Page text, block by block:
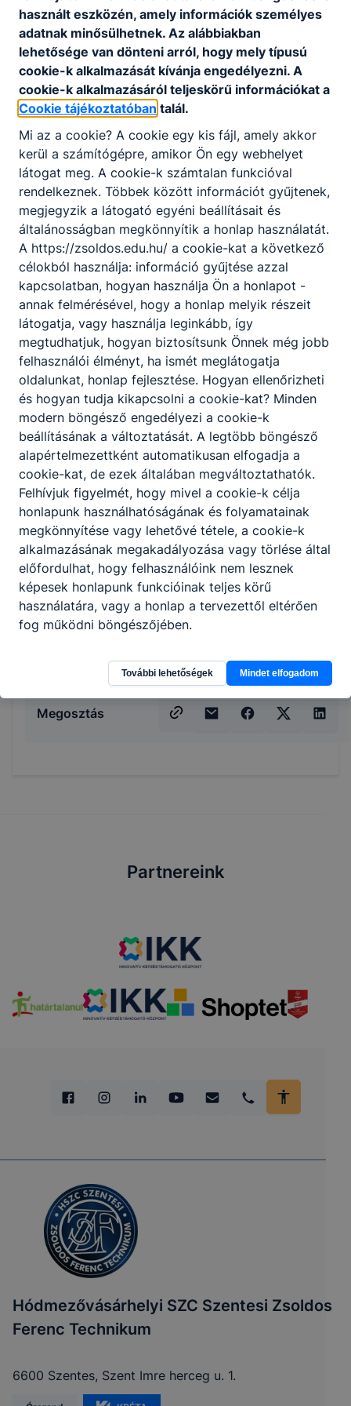
Ajánlott minden ﬁatal számára, aki kreatív
gondolkodású, jó a kézügyessége és szeret
változatos munkakörnyezetben dolgozni.
KOMPETENCIAELVÁRÁS
Ügyes mozgás, állóképesség, jó ﬁzikum, jó
szemmérték és térlátás, kézügyesség,
csapatmunka.
A SZAKKÉPZETTSÉGGEL RENDELKEZŐ
festi a falfelületet, tapétáz;
fal-, fa-, fémfelületet mázol;
különböző díszítőmunkákat készít;
felújítási munkákat végez kül- és beltérben
egyaránt.
ISKOLASPECIFIKUS INFORMÁCIÓK A KÉPZÉSHEZ
ELŐJELENTKEZÉSesetén felvesszük veled a
kapcsolatot a megadott elérhetőségeiden.
ÉRDEKLŐDNIa lenti elérhetőségek valamelyikén
vagy személyesen lehetséges az iskolában
hétfőtől csütörtökig 08:00-tól 16:00-ig,
péntekenként 08:00-tól 13:30-ig:
Név: Farkas Niki
Telefonszám: +36306167231
E-mail cím: farkasniki@zsoldosf.hu
Megosztás
Partnereink
Hódmezővásárhelyi SZC Szentesi Zsoldos
Ferenc Technikum
6600 Szentes, Szent Imre herceg u. 1.
használt eszközén, amely információk személyes
adatnak minősülhetnek. Az alábbiakban
lehetősége van dönteni arról, hogy mely típusú
cookie-k alkalmazását kívánja engedélyezni. A
cookie-k alkalmazásáról teljeskörű információkat a
Cookie tájékoztatóban talál.
Mi az a cookie? A cookie egy kis fájl, amely akkor
kerül a számítógépre, amikor Ön egy webhelyet
látogat meg. A cookie-k számtalan funkcióval
rendelkeznek. Többek között információt gyűjtenek,
megjegyzik a látogató egyéni beállításait és
általánosságban megkönnyítik a honlap használatát.
A https://zsoldos.edu.hu/ a cookie-kat a következő
célokból használja: információ gyűjtése azzal
kapcsolatban, hogyan használja Ön a honlapot -
annak felmérésével, hogy a honlap melyik részeit
látogatja, vagy használja leginkább, így
megtudhatjuk, hogyan biztosítsunk Önnek még jobb
felhasználói élményt, ha ismét meglátogatja
oldalunkat, honlap fejlesztése. Hogyan ellenőrizheti
és hogyan tudja kikapcsolni a cookie-kat? Minden
modern böngésző engedélyezi a cookie-k
beállításának a változtatását. A legtöbb böngésző
alapértelmezettként automatikusan elfogadja a
cookie-kat, de ezek általában megváltoztathatók.
Felhívjuk figyelmét, hogy mivel a cookie-k célja
honlapunk használhatóságának és folyamatainak
megkönnyítése vagy lehetővé tétele, a cookie-k
alkalmazásának megakadályozása vagy törlése által
előfordulhat, hogy felhasználóink nem lesznek
képesek honlapunk funkcióinak teljes körű
használatára, vagy a honlap a tervezettől eltérően
fog működni böngészőjében.
További lehetőségek Mindet elfogadom